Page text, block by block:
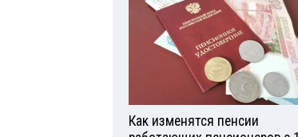
Как изменятся пенсии